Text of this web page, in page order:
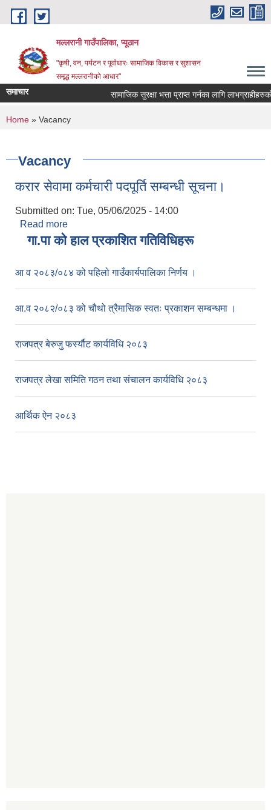
Skip to main content
मल्लरानी गाउँपालिका, प्यूठान
"कृषी, वन, पर्यटन र पूर्वाधारः सामाजिक विकास र सुशासन
समृद्ध मल्लरानीको आधार"
समाचार सामाजिक सुरक्षा भत्ता प्राप्त गर्नका लागि
You are here
Home » Vacancy
Vacancy
करार सेवामा कर्मचारी पदपूर्ति सम्बन्धी सूचना।
Submitted on: Tue, 05/06/2025 - 14:00
Read more
गा.पा काे हाल प्रकाशित गतिविधिहरू
आ व २०८३/०८४ को पहिलो गाउँकार्यपालिका निर्णय ।
आ.व २०८२/०८३ को चौथो त्रैमासिक स्वतः प्रकाशन सम्बन्धमा ।
राजपत्र बेरुजु फर्स्यौट कार्यविधि २०८३
राजपत्र लेखा समिति गठन तथा संचालन कार्यविधि २०८३
आर्थिक ऐन २०८३